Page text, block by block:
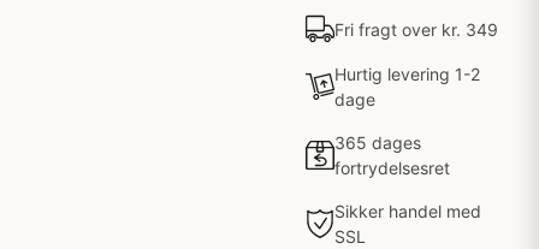
Fri fragt over kr. 349
Hurtig levering 1-2
dage
365 dages
fortrydelsesret
Sikker handel med
SSL